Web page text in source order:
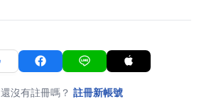
還沒有註冊嗎？ 註冊新帳號